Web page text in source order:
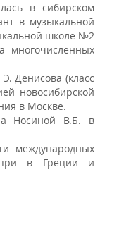
в сибирском
в музыкальной
школе №2
многочисленных
Денисова (класс
новосибирской
в Москве.
Носиной В.Б. в
международных
при в Греции и